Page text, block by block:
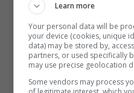
Learn more
Your personal data will be
your device (cookies, unique
data) may be stored by,
partners, or used specifically
may use precise geolocation
Some vendors may process